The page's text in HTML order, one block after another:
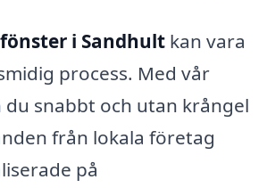
i Sandhult kan vara
process. Med vår
snabbt och utan krångel
från lokala företag
på